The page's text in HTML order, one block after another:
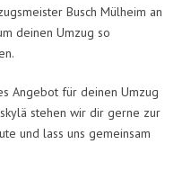
Busch Mülheim an
deinen Umzug so
Angebot für deinen Umzug
stehen wir dir gerne zur
und lass uns gemeinsam